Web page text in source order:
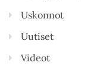
Uskonnot
Uutiset
Videot